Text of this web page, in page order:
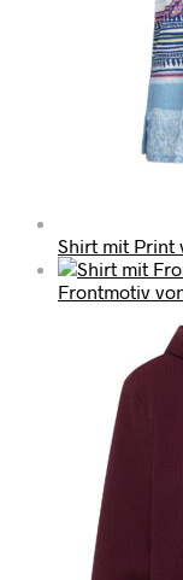
Shirt mit Print
Frontmotiv